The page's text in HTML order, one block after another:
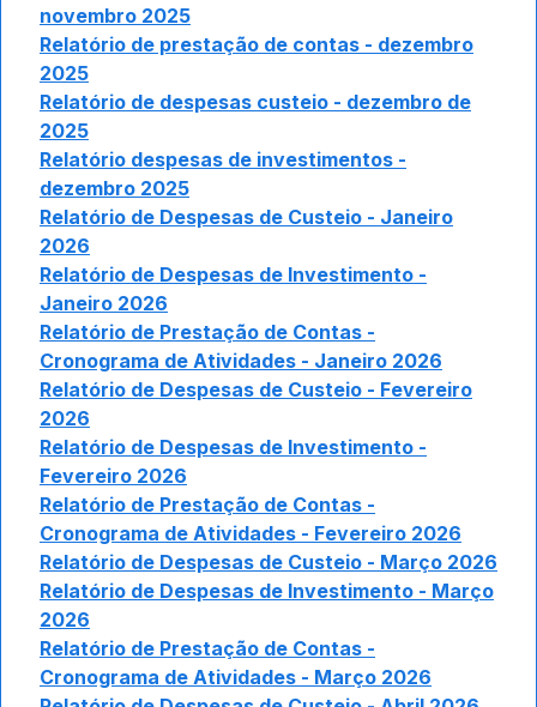
novembro 2025
Relatório de prestação de contas - dezembro
2025
Relatório de despesas custeio - dezembro de
2025
Relatório despesas de investimentos -
dezembro 2025
Relatório de Despesas de Custeio - Janeiro
2026
Relatório de Despesas de Investimento -
Janeiro 2026
Relatório de Prestação de Contas -
Cronograma de Atividades - Janeiro 2026
Relatório de Despesas de Custeio - Fevereiro
2026
Relatório de Despesas de Investimento -
Fevereiro 2026
Relatório de Prestação de Contas -
Cronograma de Atividades - Fevereiro 2026
Relatório de Despesas de Custeio - Março 2026
Relatório de Despesas de Investimento - Março
2026
Relatório de Prestação de Contas -
Cronograma de Atividades - Março 2026